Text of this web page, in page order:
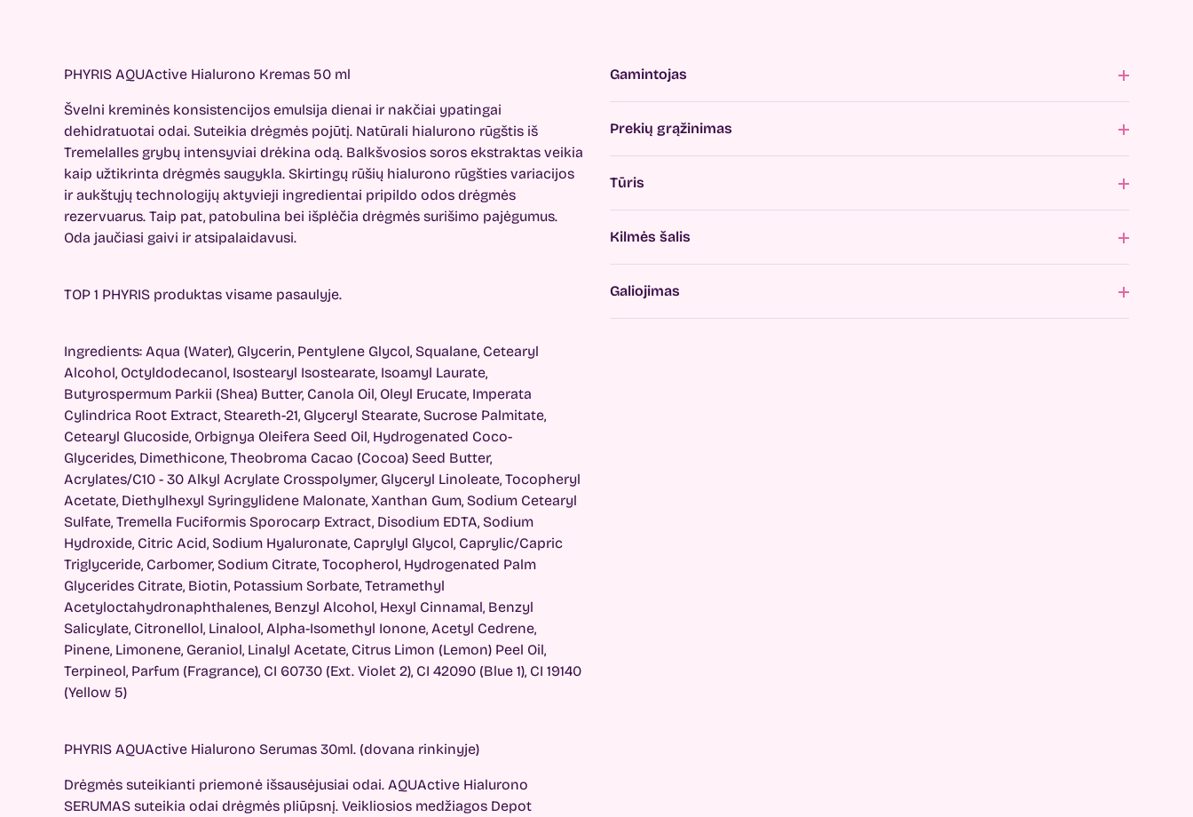
PHYRIS AQUActive Hialurono Kremas 50 ml
Švelni kreminės konsistencijos emulsija dienai ir nakčiai ypatingai
dehidratuotai odai. Suteikia drėgmės pojūtį. Natūrali hialurono rūgštis iš
Tremelalles grybų intensyviai drėkina odą. Balkšvosios soros ekstraktas veikia
kaip užtikrinta drėgmės saugykla. Skirtingų rūšių hialurono rūgšties variacijos
ir aukštųjų technologijų aktyvieji ingredientai pripildo odos drėgmės
rezervuarus. Taip pat, patobulina bei išplėčia drėgmės surišimo pajėgumus.
Oda jaučiasi gaivi ir atsipalaidavusi.
TOP 1 PHYRIS produktas visame pasaulyje.
Ingredients: Aqua (Water), Glycerin, Pentylene Glycol, Squalane, Cetearyl
Alcohol, Octyldodecanol, Isostearyl Isostearate, Isoamyl Laurate,
Butyrospermum Parkii (Shea) Butter, Canola Oil, Oleyl Erucate, Imperata
Cylindrica Root Extract, Steareth-21, Glyceryl Stearate, Sucrose Palmitate,
Cetearyl Glucoside, Orbignya Oleifera Seed Oil, Hydrogenated Coco-
Glycerides, Dimethicone, Theobroma Cacao (Cocoa) Seed Butter,
Acrylates/C10 - 30 Alkyl Acrylate Crosspolymer, Glyceryl Linoleate, Tocopheryl
Acetate, Diethylhexyl Syringylidene Malonate, Xanthan Gum, Sodium Cetearyl
Sulfate, Tremella Fuciformis Sporocarp Extract, Disodium EDTA, Sodium
Hydroxide, Citric Acid, Sodium Hyaluronate, Caprylyl Glycol, Caprylic/Capric
Triglyceride, Carbomer, Sodium Citrate, Tocopherol, Hydrogenated Palm
Glycerides Citrate, Biotin, Potassium Sorbate, Tetramethyl
Acetyloctahydronaphthalenes, Benzyl Alcohol, Hexyl Cinnamal, Benzyl
Salicylate, Citronellol, Linalool, Alpha-Isomethyl Ionone, Acetyl Cedrene,
Pinene, Limonene, Geraniol, Linalyl Acetate, Citrus Limon (Lemon) Peel Oil,
Terpineol, Parfum (Fragrance), CI 60730 (Ext. Violet 2), CI 42090 (Blue 1), CI 19140
(Yellow 5)
PHYRIS AQUActive Hialurono Serumas 30ml. (dovana rinkinyje)
Drėgmės suteikianti priemonė išsausėjusiai odai. AQUActive Hialurono
SERUMAS suteikia odai drėgmės pliūpsnį. Veikliosios medžiagos Depot
Gamintojas
Prekių grąžinimas
Tūris
Kilmės šalis
Galiojimas